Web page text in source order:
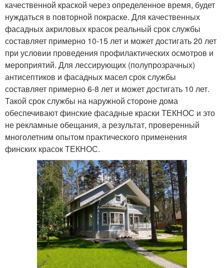
качественной краской через определенное время, будет
нуждаться в повторной покраске. Для качественных
фасадных акриловых красок реальный срок службы
составляет примерно 10-15 лет и может достигать 20 лет
при условии проведения профилактических осмотров и
мероприятий. Для лессирующих (полупрозрачных)
антисептиков и фасадных масел срок службы
составляет примерно 6-8 лет и может достигать 10 лет.
Такой срок службы на наружной стороне дома
обеспечивают финские фасадные краски ТЕКНОС и это
не рекламные обещания, а результат, проверенный
многолетним опытом практического применения
финских красок ТЕКНОС.